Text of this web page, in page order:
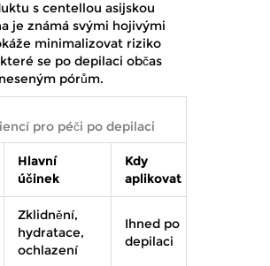
s centellou asijskou
je známá svými hojivými
minimalizovat riziko
se po depilaci občas
pórům.
pro péči po depilaci
Hlavní
účinek
Kdy
aplikovat
Zklidnění,
hydratace,
ochlazení
Ihned po
depilaci